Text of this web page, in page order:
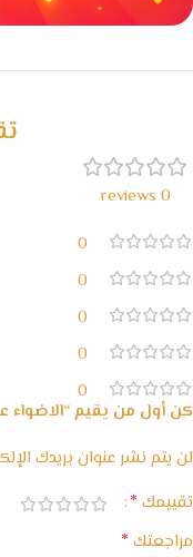
خصومات
0 reviews
0
0
0
0
0
كن أول من يقيم “الاضواء
لن يتم نشر عنوان بريدك
تقييمك *
مراجعتك *